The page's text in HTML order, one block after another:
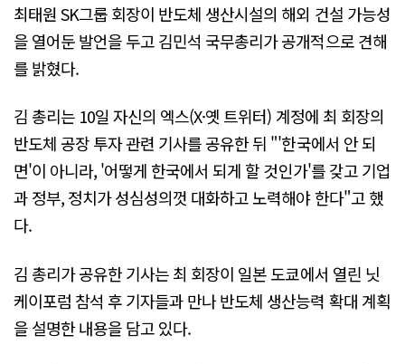
최태원 SK그룹 회장이 반도체 생산시설의 해외 건설 가능성
을 열어둔 발언을 두고 김민석 국무총리가 공개적으로 견해
를 밝혔다.
김 총리는 10일 자신의 엑스(X·옛 트위터) 계정에 최 회장의
반도체 공장 투자 관련 기사를 공유한 뒤 "'한국에서 안 되
면'이 아니라, '어떻게 한국에서 되게 할 것인가'를 갖고 기업
과 정부, 정치가 성심성의껏 대화하고 노력해야 한다"고 했
다.
김 총리가 공유한 기사는 최 회장이 일본 도쿄에서 열린 닛
케이포럼 참석 후 기자들과 만나 반도체 생산능력 확대 계획
을 설명한 내용을 담고 있다.